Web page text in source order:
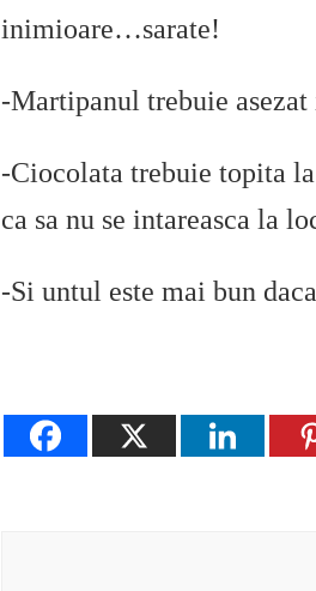
inimioare…sarate!
-Martipanul trebuie asezat
-Ciocolata trebuie topita
ca sa nu se intareasca la
-Si untul este mai bun